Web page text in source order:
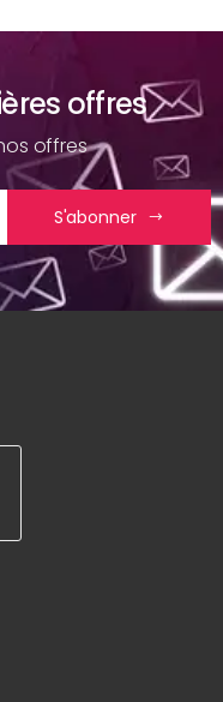
offres
offres
S'abonner